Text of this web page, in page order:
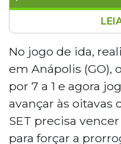
O Juventude AG
segunda-feira (6), às
Ulysses Guimarães,
primeira fase da
entrada gratuita.
de ida, o time
para avançar às
precisa vencer para
No jogo de ida,
em Anápolis (GO),
por 7 a 1 e agora
avançar às oitavas
SET precisa
para forçar a